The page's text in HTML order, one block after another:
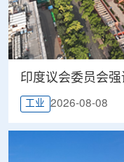
印度议会委员会
工业 2026-08-08